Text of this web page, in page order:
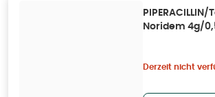
Noridem 4g/
Derzeit nicht